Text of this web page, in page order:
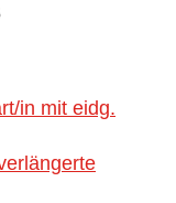
in mit eidg.